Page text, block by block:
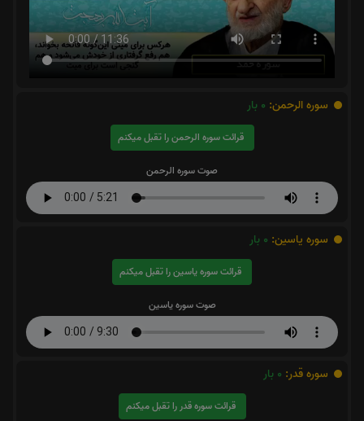
سوره الرحمن: 0 بار
قرائت سوره الرحمن را تقبل میکنم
صوت سوره الرحمن
سوره یاسین: 0 بار
قرائت سوره یاسین را تقبل میکنم
صوت سوره یاسین
سوره قدر: 0 بار
قرائت سوره قدر را تقبل میکنم